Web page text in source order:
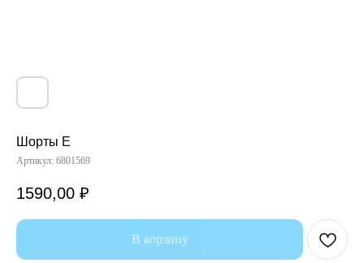
Шорты E
Артикул: 6801569
1590,00 ₽
В корзину